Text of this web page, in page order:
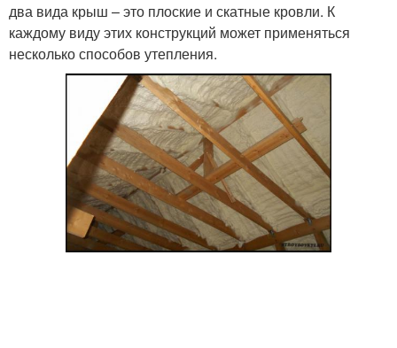
два вида крыш – это плоские и скатные кровли. К
каждому виду этих конструкций может применяться
несколько способов утепления.